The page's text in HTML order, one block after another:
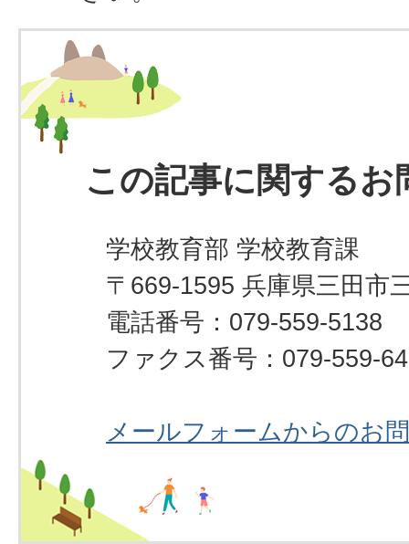
この記事に関するお
学校教育部 学校教育課
〒669-1595 兵庫県三田市
電話番号：079-559-5138
ファクス番号：079-559-
メールフォームからのお